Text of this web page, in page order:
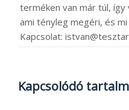
terméken van már túl, így
ami tényleg megéri, és
Kapcsolat:
Kapcsolódó